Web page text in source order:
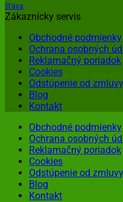
šťava
Zákaznícky servis
Obchodné podmienky
Ochrana osobných
Reklamačný poriadok
Cookies
Odstúpenie od
Blog
Kontakt
Obchodné podmienky
Ochrana osobných
Reklamačný poriadok
Cookies
Odstúpenie od
Blog
Kontakt